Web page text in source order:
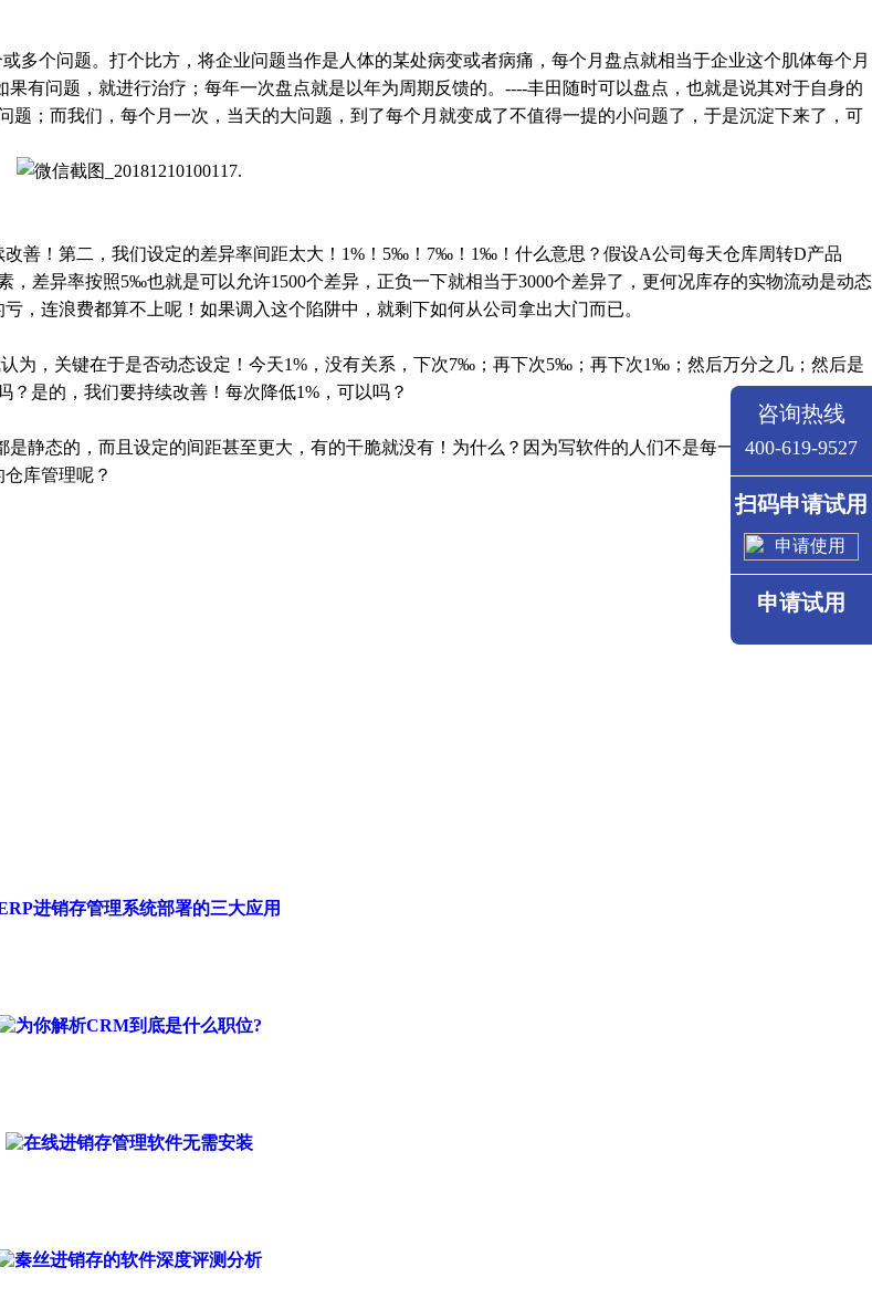
个问题。打个比方，将企业问题当作是人体的某处病变或者病痛，每个月盘点就相当于企业这个肌体每个月
有问题，就进行治疗；每年一次盘点就是以年为周期反馈的。----丰田随时可以盘点，也就是说其对于自身的
；而我们，每个月一次，当天的大问题，到了每个月就变成了不值得一提的小问题了，于是沉淀下来了，可
善！第二，我们设定的差异率间距太大！1%！5‰！7‰！1‰！什么意思？假设A公司每天仓库周转D产品
，差异率按照5‰也就是可以允许1500个差异，正负一下就相当于3000个差异了，更何况库存的实物流动是动态
，连浪费都算不上呢！如果调入这个陷阱中，就剩下如何从公司拿出大门而已。
为，关键在于是否动态设定！今天1%，没有关系，下次7‰；再下次5‰；再下次1‰；然后万分之几；然后是
是的，我们要持续改善！每次降低1%，可以吗？
静态的，而且设定的间距甚至更大，有的干脆就没有！为什么？因为写软件的人们不是每一个人（其实是大
库管理呢？
咨询热线
400-619-9527
扫码申请试用
申请试用